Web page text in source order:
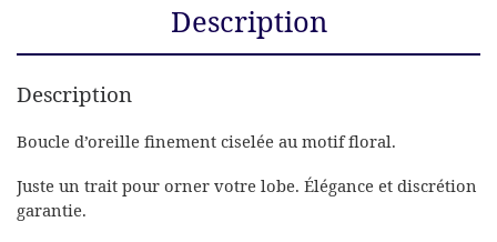
Description
Description
Boucle d’oreille finement ciselée au motif floral.
Juste un trait pour orner votre lobe. Élégance et discrétion
garantie.